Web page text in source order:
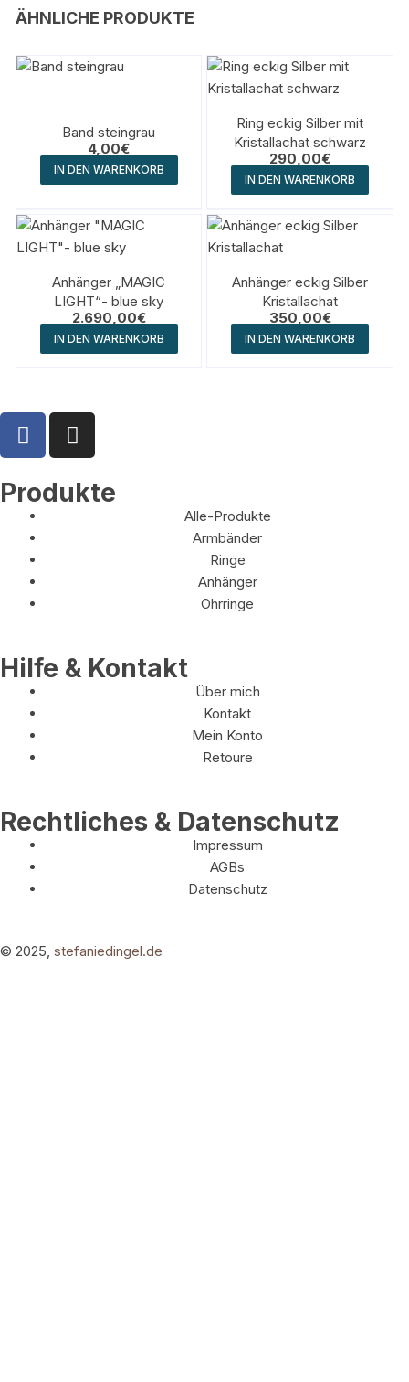
ÄHNLICHE PRODUKTE
Band steingrau
4,00€
IN DEN WARENKORB
Ring eckig Silber mit
Kristallachat schwarz
290,00€
IN DEN WARENKORB
Anhänger „MAGIC
LIGHT“- blue sky
2.690,00€
IN DEN WARENKORB
Anhänger eckig Silber
Kristallachat
350,00€
IN DEN WARENKORB
Produkte
Alle-Produkte
Armbänder
Ringe
Anhänger
Ohrringe
Hilfe & Kontakt
Über mich
Kontakt
Mein Konto
Retoure
Rechtliches & Datenschutz
Impressum
AGBs
Datenschutz
© 2025, stefaniedingel.de